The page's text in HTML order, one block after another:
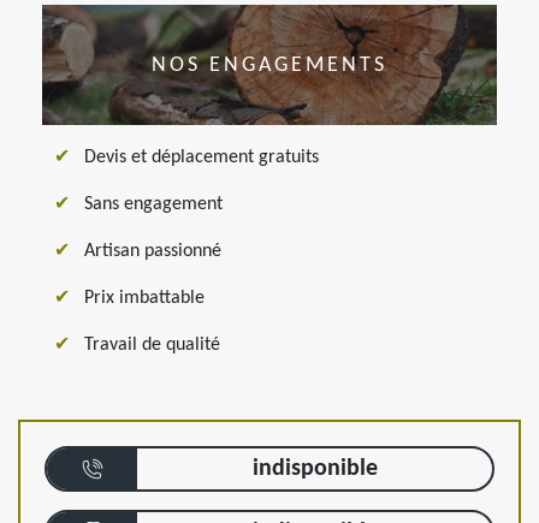
NOS ENGAGEMENTS
Devis et déplacement gratuits
Sans engagement
Artisan passionné
Prix imbattable
Travail de qualité
indisponible